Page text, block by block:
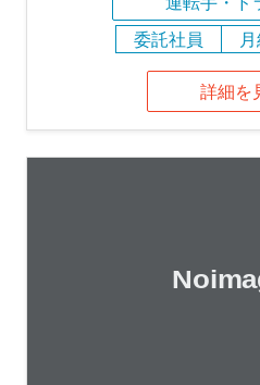
委託社員
詳細を